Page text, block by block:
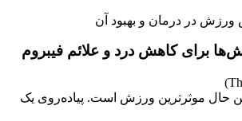
برای کاهش درد و علائم فیبروم
حال موثرترین ورزش است. پیاده‌روی یک